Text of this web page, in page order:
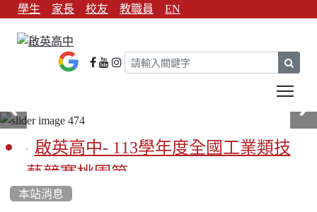
學生 家長 校友 教職員 EN
啟英高中- 113學年度全國工業類技
藝競賽桃園第一
啟英高中-113學年全國學生家事類技
本站消息